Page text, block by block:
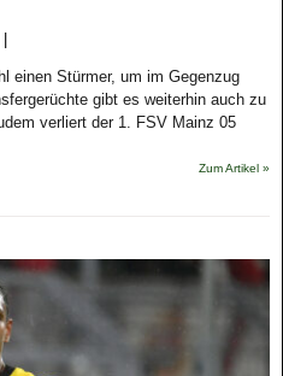
|
einen Stürmer, um im Gegenzug
gibt es weiterhin auch zu
verliert der 1. FSV Mainz 05
Zum Artikel »